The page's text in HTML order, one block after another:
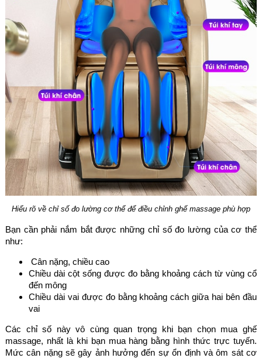
Hiểu rõ về chỉ số đo lường cơ thể để điều chỉnh ghế massage phù hợp
Bạn cần phải nắm bắt được những chỉ số đo lường của cơ thể
như:
Cân nặng, chiều cao
Chiều dài cột sống được đo bằng khoảng cách từ vùng cổ
đến mông
Chiều dài vai được đo bằng khoảng cách giữa hai bên đầu
vai
Các chỉ số này vô cùng quan trọng khi bạn chọn mua ghế
massage, nhất là khi bạn mua hàng bằng hình thức trực tuyến.
Mức cân nặng sẽ gây ảnh hưởng đến sự ổn định và ôm sát cơ